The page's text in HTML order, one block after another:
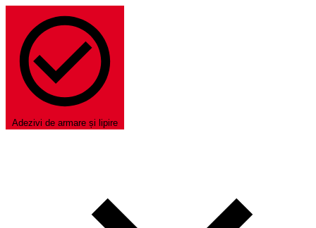
Adezivi de armare și lipire